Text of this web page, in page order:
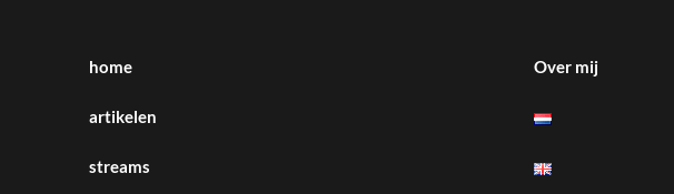
home
artikelen
streams
Over mij